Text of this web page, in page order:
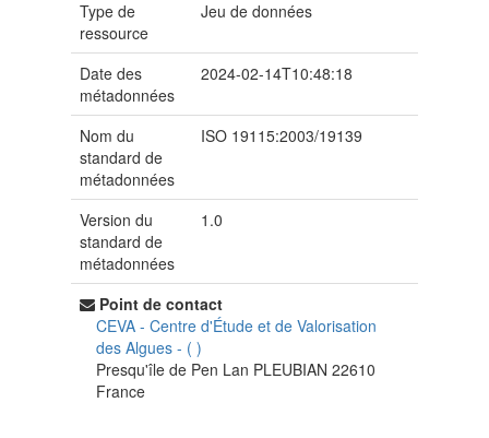
Type de
ressource
Jeu de données
Date des
métadonnées
2024-02-14T10:48:18
Nom du
standard de
métadonnées
ISO 19115:2003/19139
Version du
standard de
métadonnées
1.0
Point de contact
CEVA - Centre d'Étude et de Valorisation
des Algues - ( )
Presqu'île de Pen Lan PLEUBIAN 22610
France